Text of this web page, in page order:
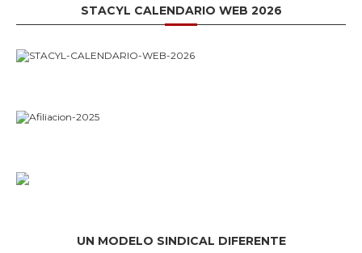
STACYL CALENDARIO WEB 2026
UN MODELO SINDICAL DIFERENTE